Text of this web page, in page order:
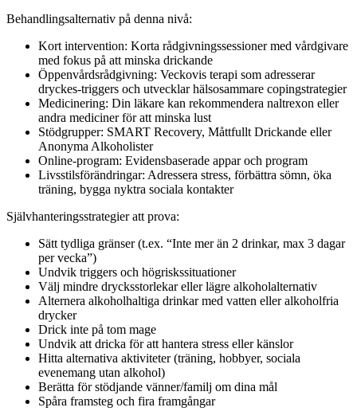
Behandlingsalternativ på denna nivå:
Kort intervention: Korta rådgivningssessioner med vårdgivare
med fokus på att minska drickande
Öppenvårdsrådgivning: Veckovis terapi som adresserar
dryckes-triggers och utvecklar hälsosammare copingstrategier
Medicinering: Din läkare kan rekommendera naltrexon eller
andra mediciner för att minska lust
Stödgrupper: SMART Recovery, Måttfullt Drickande eller
Anonyma Alkoholister
Online-program: Evidensbaserade appar och program
Livsstilsförändringar: Adressera stress, förbättra sömn, öka
träning, bygga nyktra sociala kontakter
Självhanteringsstrategier att prova:
Sätt tydliga gränser (t.ex. “Inte mer än 2 drinkar, max 3 dagar
per vecka”)
Undvik triggers och högriskssituationer
Välj mindre drycksstorlekar eller lägre alkoholalternativ
Alternera alkoholhaltiga drinkar med vatten eller alkoholfria
drycker
Drick inte på tom mage
Undvik att dricka för att hantera stress eller känslor
Hitta alternativa aktiviteter (träning, hobbyer, sociala
evenemang utan alkohol)
Berätta för stödjande vänner/familj om dina mål
Spåra framsteg och fira framgångar